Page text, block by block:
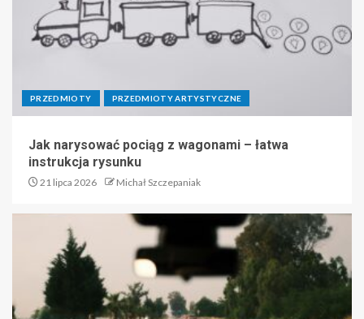
PRZEDMIOTY PRZEDMIOTY ARTYSTYCZNE
Jak narysować pociąg z wagonami – łatwa
instrukcja rysunku
21 lipca 2026 Michał Szczepaniak